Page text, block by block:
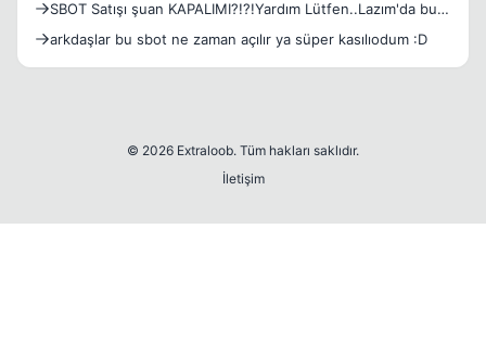
SBOT Satışı şuan KAPALIMI?!?!Yardım Lütfen..Lazım'da bu
bana
arkdaşlar bu sbot ne zaman açılır ya süper kasılıodum :D
© 2026 Extraloob. Tüm hakları saklıdır.
İletişim